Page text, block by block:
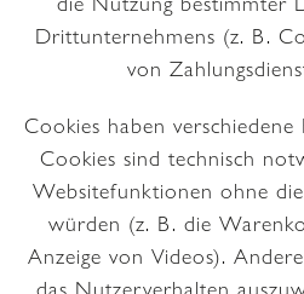
Drittunternehmens (z. B.
von
Cookies haben
Cookies sind technisch
Websitefunktionen ohne
würden (z. B. die
Anzeige von Videos).
das Nutzerverhalten